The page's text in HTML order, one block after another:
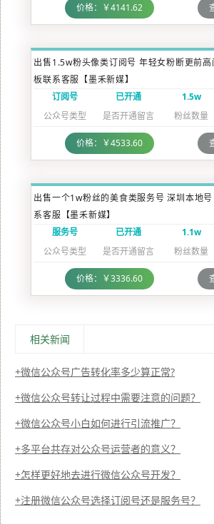
价格：￥4141.62
出售1.5w粉头像类订阅号 年轻女粉断更前
板联系客服【墨禾新媒】
订阅号
公众号类型
已开通
是否开通留言
1.5w
粉丝数量
价格：￥4533.60
出售一个1w粉丝的美食类服务号 深圳本地
系客服【墨禾新媒】
服务号
公众号类型
已开通
是否开通留言
1.1w
粉丝数量
价格：￥3336.60
相关新闻
微信公众号广告转化率多少算正常?
微信公众号转让过程中需要注意的问题？
微信公众号小白如何进行引流推广？
多平台共存对公众号运营者的意义？
怎样更好地去进行微信公众号开发？
注册微信公众号选择订阅号还是服务号？